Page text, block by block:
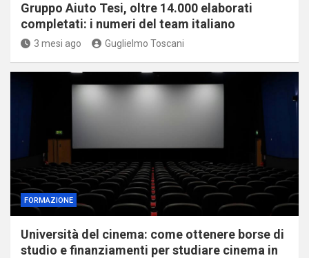
Gruppo Aiuto Tesi, oltre 14.000 elaborati
completati: i numeri del team italiano
3 mesi ago Guglielmo Toscani
FORMAZIONE
Università del cinema: come ottenere borse di
studio e finanziamenti per studiare cinema in